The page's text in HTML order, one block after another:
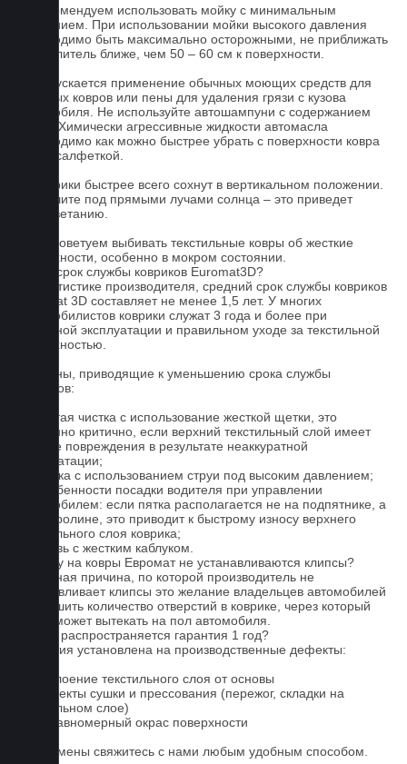
2. Рекомендуем использовать мойку с минимальным
давлением. При использовании мойки высокого давления
необходимо быть максимально осторожными, не приближать
распылитель ближе, чем 50 – 60 см к поверхности.
3. Допускается применение обычных моющих средств для
бытовых ковров или пены для удаления грязи с кузова
автомобиля. Не используйте автошампуни с содержанием
воска! Химически агрессивные жидкости автомасла
необходимо как можно быстрее убрать с поверхности ковра
сухой салфеткой.
4. Коврики быстрее всего сохнут в вертикальном положении.
Не сушите под прямыми лучами солнца – это приведет
к выцветанию.
5. Не советуем выбивать текстильные ковры об жесткие
поверхности, особенно в мокром состоянии.
Какой срок службы ковриков Euromat3D?
По статистике производителя, средний срок службы ковриков
Euromat 3D составляет не менее 1,5 лет. У многих
автомобилистов коврики служат 3 года и более при
бережной эксплуатации и правильном уходе за текстильной
поверхностью.
Причины, приводящие к уменьшению срока службы
ковриков:
1. Частая чистка с использование жесткой щетки, это
особенно критично, если верхний текстильный слой имеет
мелкие повреждения в результате неаккуратной
эксплуатации;
2. Мойка с использованием струи под высоким давлением;
3. Особенности посадки водителя при управлении
автомобилем: если пятка располагается не на подпятнике, а
на ковролине, это приводит к быстрому износу верхнего
текстильного слоя коврика;
4. Обувь с жестким каблуком.
Почему на ковры Евромат не устанавливаются клипсы?
Основная причина, по которой производитель не
устанавливает клипсы это желание владельцев автомобилей
уменьшить количество отверстий в коврике, через который
влага может вытекать на пол автомобиля.
На что распространяется гарантия 1 год?
Гарантия установлена на производственные дефекты:
1. Отслоение текстильного слоя от основы
2. Дефекты сушки и прессования (пережог, складки на
текстильном слое)
3. Неравномерный окрас поверхности
Для замены свяжитесь с нами любым удобным способом.